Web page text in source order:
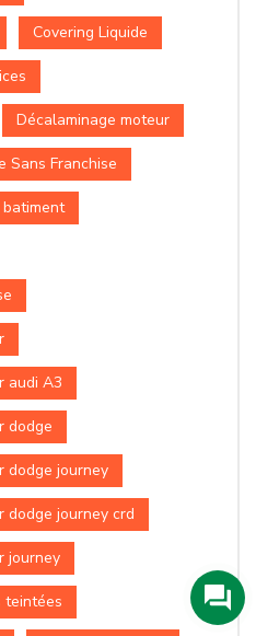
Covering Liquide
Décalaminage moteur
Sans Franchise
audi A3
dodge
dodge journey
dodge journey crd
journey
teintées